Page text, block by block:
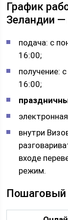
График
Зеландии
подача: с
16:00;
получение:
16:00;
внутри
входе
режим.
Пошаговый